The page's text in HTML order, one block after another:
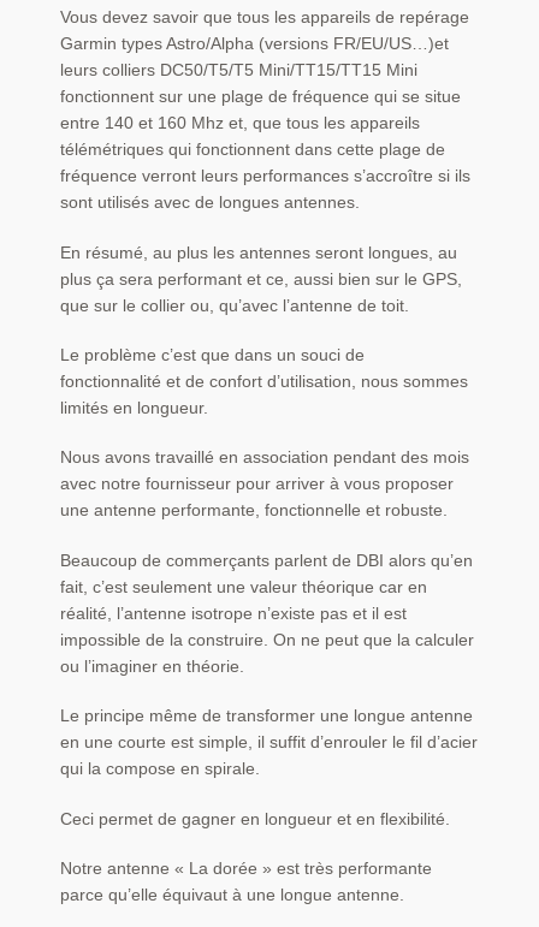
Vous devez savoir que tous les appareils de repérage
Garmin types Astro/Alpha (versions FR/EU/US…)et
leurs colliers DC50/T5/T5 Mini/TT15/TT15 Mini
fonctionnent sur une plage de fréquence qui se situe
entre 140 et 160 Mhz et, que tous les appareils
télémétriques qui fonctionnent dans cette plage de
fréquence verront leurs performances s’accroître si ils
sont utilisés avec de longues antennes.
En résumé, au plus les antennes seront longues, au
plus ça sera performant et ce, aussi bien sur le GPS,
que sur le collier ou, qu’avec l’antenne de toit.
Le problème c’est que dans un souci de
fonctionnalité et de confort d’utilisation, nous sommes
limités en longueur.
Nous avons travaillé en association pendant des mois
avec notre fournisseur pour arriver à vous proposer
une antenne performante, fonctionnelle et robuste.
Beaucoup de commerçants parlent de DBI alors qu’en
fait, c’est seulement une valeur théorique car en
réalité, l’antenne isotrope n’existe pas et il est
impossible de la construire. On ne peut que la calculer
ou l’imaginer en théorie.
Le principe même de transformer une longue antenne
en une courte est simple, il suffit d’enrouler le fil d’acier
qui la compose en spirale.
Ceci permet de gagner en longueur et en flexibilité.
Notre antenne « La dorée » est très performante
parce qu’elle équivaut à une longue antenne.